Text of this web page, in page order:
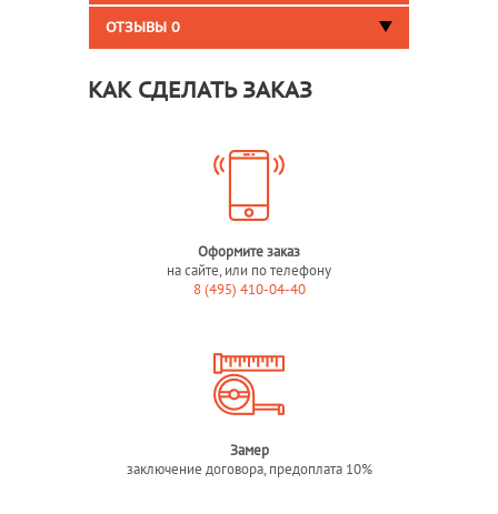
ОТЗЫВЫ 0
КАК СДЕЛАТЬ ЗАКАЗ
Оформите заказ
на сайте, или по телефону
8 (495) 410-04-40
Замер
заключение договора, предоплата 10%